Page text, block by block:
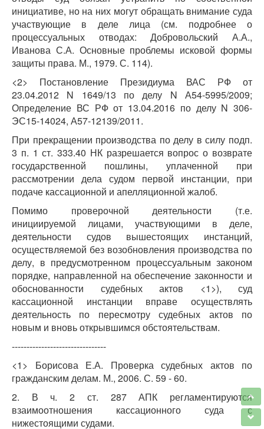
инициативе, но на них могут обращать внимание суда
участвующие в деле лица (см. подробнее о
процессуальных отводах: Добровольский А.А.,
Иванова С.А. Основные проблемы исковой формы
защиты права. М., 1979. С. 114).
<2> Постановление Президиума ВАС РФ от
23.04.2012 N 1649/13 по делу N А54-5995/2009;
Определение ВС РФ от 13.04.2016 по делу N 306-
ЭС15-14024, А57-12139/2011.
При прекращении производства по делу в силу подп.
3 п. 1 ст. 333.40 НК разрешается вопрос о возврате
государственной пошлины, уплаченной при
рассмотрении дела судом первой инстанции, при
подаче кассационной и апелляционной жалоб.
Помимо проверочной деятельности (т.е.
инициируемой лицами, участвующими в деле,
деятельности судов вышестоящих инстанций,
осуществляемой без возобновления производства по
делу, в предусмотренном процессуальным законом
порядке, направленной на обеспечение законности и
обоснованности судебных актов <1>), суд
кассационной инстанции вправе осуществлять
деятельность по пересмотру судебных актов по
новым и вновь открывшимся обстоятельствам.
--------------------------------
<1> Борисова Е.А. Проверка судебных актов по
гражданским делам. М., 2006. С. 59 - 60.
2. В ч. 2 ст. 287 АПК регламентируются
взаимоотношения кассационного суда с
нижестоящими судами.